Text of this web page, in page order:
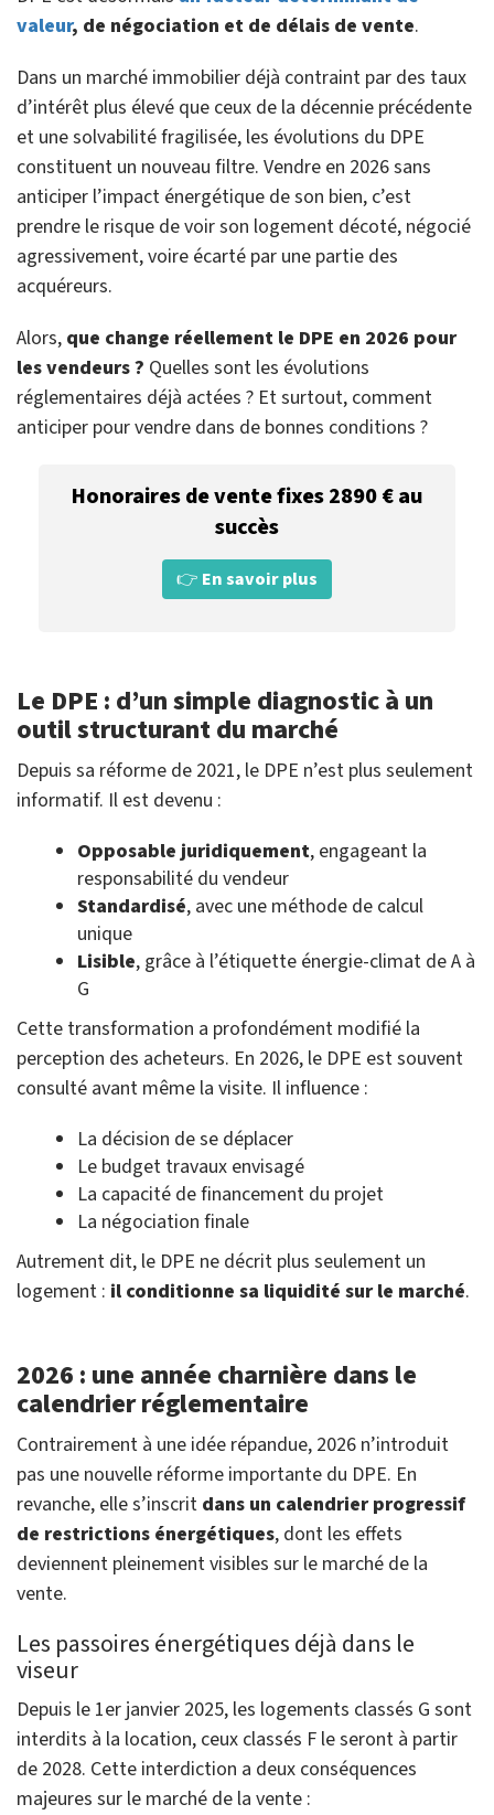
valeur, de négociation et de délais de vente.
Dans un marché immobilier déjà contraint par des taux
d’intérêt plus élevé que ceux de la décennie précédente
et une solvabilité fragilisée, les évolutions du DPE
constituent un nouveau filtre. Vendre en 2026 sans
anticiper l’impact énergétique de son bien, c’est
prendre le risque de voir son logement décoté, négocié
agressivement, voire écarté par une partie des
acquéreurs.
Alors, que change réellement le DPE en 2026 pour
les vendeurs ? Quelles sont les évolutions
réglementaires déjà actées ? Et surtout, comment
anticiper pour vendre dans de bonnes conditions ?
Honoraires de vente fixes 2890 € au
succès
👉 En savoir plus
Le DPE : d’un simple diagnostic à un
outil structurant du marché
Depuis sa réforme de 2021, le DPE n’est plus seulement
informatif. Il est devenu :
Opposable juridiquement, engageant la
responsabilité du vendeur
Standardisé, avec une méthode de calcul
unique
Lisible, grâce à l’étiquette énergie-climat de A à
G
Cette transformation a profondément modifié la
perception des acheteurs. En 2026, le DPE est souvent
consulté avant même la visite. Il influence :
La décision de se déplacer
Le budget travaux envisagé
La capacité de financement du projet
La négociation finale
Autrement dit, le DPE ne décrit plus seulement un
logement : il conditionne sa liquidité sur le marché.
2026 : une année charnière dans le
calendrier réglementaire
Contrairement à une idée répandue, 2026 n’introduit
pas une nouvelle réforme importante du DPE. En
revanche, elle s’inscrit dans un calendrier progressif
de restrictions énergétiques, dont les effets
deviennent pleinement visibles sur le marché de la
vente.
Les passoires énergétiques déjà dans le
viseur
Depuis le 1er janvier 2025, les logements classés G sont
interdits à la location, ceux classés F le seront à partir
de 2028. Cette interdiction a deux conséquences
majeures sur le marché de la vente :